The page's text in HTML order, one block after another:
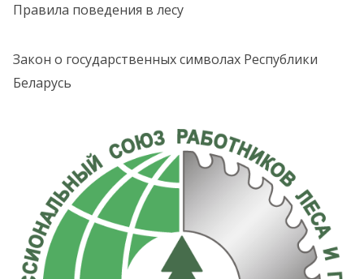
Правила поведения в лесу
Закон о государственных символах Республики
Беларусь